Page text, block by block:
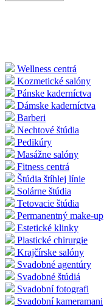
Wellness centrá
Kozmetické salóny
Pánske kaderníctva
Dámske kaderníctva
Barberi
Nechtové štúdia
Pedikúry
Masážne salóny
Fitness centrá
Štúdia štíhlej línie
Solárne štúdia
Tetovacie štúdia
Permanentný make-up
Estetické klinky
Plastické chirurgie
Krajčírske salóny
Svadobné agentúry
Svadobné štúdiá
Svadobní fotografi
Svadobní kameramani